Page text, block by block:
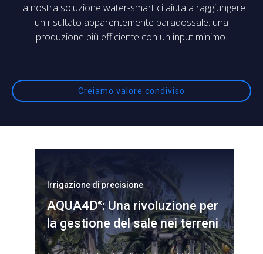
La nostra soluzione water-smart ci aiuta a raggiungere
un risultato apparentemente paradossale: una
produzione più efficiente con un input minimo.
Creiamo valore condiviso
Irrigazione di precisione
AQUA4D®: Una rivoluzione per
la gestione del sale nei terreni